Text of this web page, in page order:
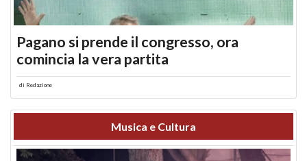
Pagano si prende il congresso, ora
comincia la vera partita
di Redazione
Musica e Cultura